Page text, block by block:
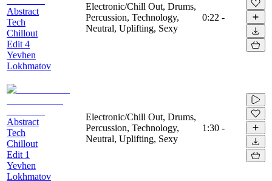
Abstract
Tech
Chillout
Edit 4
Yevhen
Lokhmatov
Electronic/Chill Out, Drums,
Percussion, Technology,
Neutral, Uplifting, Sexy
0:22 -
Abstract
Tech
Chillout
Edit 1
Yevhen
Lokhmatov
Electronic/Chill Out, Drums,
Percussion, Technology,
Neutral, Uplifting, Sexy
1:30 -